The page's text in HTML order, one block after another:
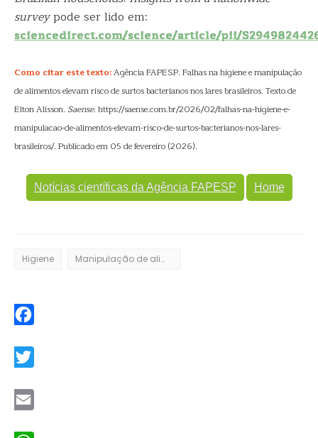
surveypode ser lido em:
sciencedirect.com/science/article/pii/
Como citar este texto:Agência FAPESP. Falhas na higiene e manipulação
de alimentos elevam risco de surtos bacterianos nos lares brasileiros. Texto de
Elton Alisson. Saense. https://saense.com.br/2026/02/falhas-na-higiene-e-
manipulacao-de-alimentos-elevam-risco-de-surtos-bacterianos-nos-lares-
brasileiros/. Publicado em 05 de fevereiro (2026).
Notícias científicas da Agência FAPESP Home
Higiene Manipulação de alimentos